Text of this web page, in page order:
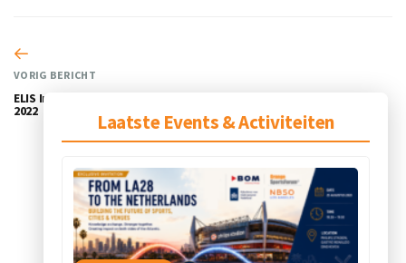
Laatste Events & Activiteiten
VORIG BERICHT
ELIS Innovation Summit, 20 april
2022